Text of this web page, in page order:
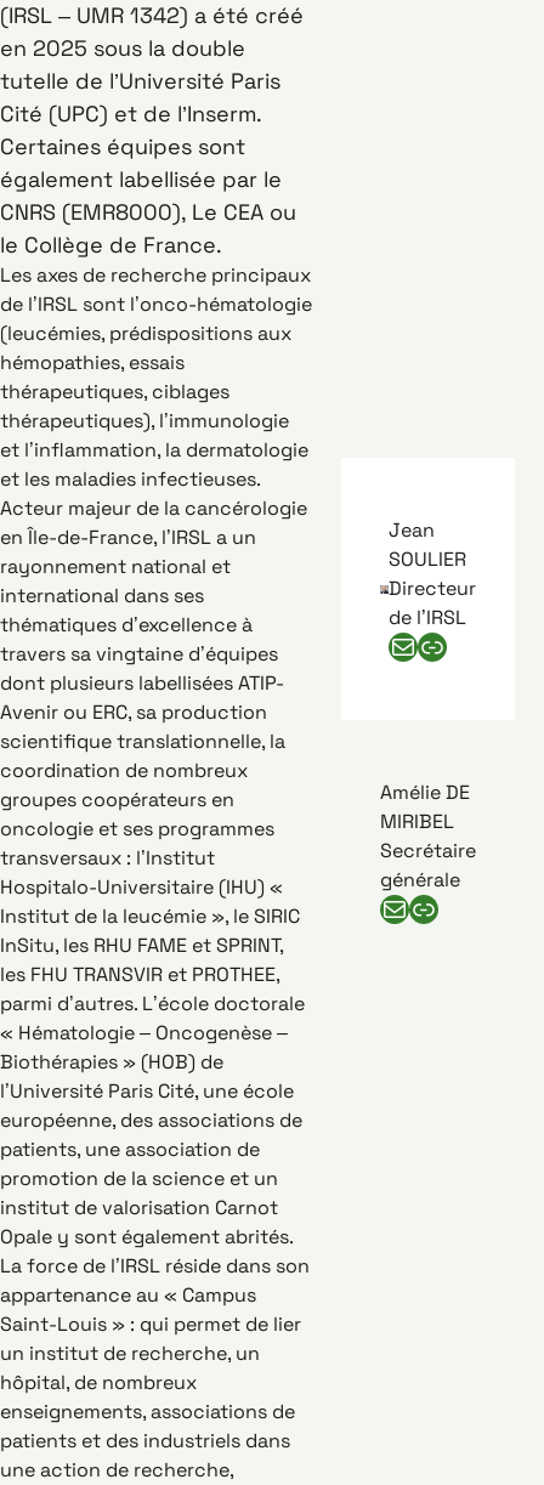
(IRSL – UMR 1342) a été créé
en 2025 sous la double
tutelle de l’Université Paris
Cité (UPC) et de l’Inserm.
Certaines équipes sont
également labellisée par le
CNRS (EMR8000), Le CEA ou
le Collège de France.
Les axes de recherche principaux
de l’IRSL sont l’onco-hématologie
(leucémies, prédispositions aux
hémopathies, essais
thérapeutiques, ciblages
thérapeutiques), l’immunologie
et l’inflammation, la dermatologie
et les maladies infectieuses.
Acteur majeur de la cancérologie
en Île-de-France, l’IRSL a un
rayonnement national et
international dans ses
thématiques d’excellence à
travers sa vingtaine d’équipes
dont plusieurs labellisées ATIP-
Avenir ou ERC, sa production
scientifique translationnelle, la
coordination de nombreux
groupes coopérateurs en
oncologie et ses programmes
transversaux : l’Institut
Hospitalo-Universitaire (IHU) «
Institut de la leucémie », le SIRIC
InSitu, les RHU FAME et SPRINT,
les FHU TRANSVIR et PROTHEE,
parmi d’autres. L’école doctorale
« Hématologie – Oncogenèse –
Biothérapies » (HOB) de
l’Université Paris Cité, une école
européenne, des associations de
patients, une association de
promotion de la science et un
institut de valorisation Carnot
Opale y sont également abrités.
La force de l’IRSL réside dans son
appartenance au « Campus
Saint-Louis » : qui permet de lier
un institut de recherche, un
hôpital, de nombreux
enseignements, associations de
patients et des industriels dans
une action de recherche,
Jean
SOULIER
Directeur
de l’IRSL
E-mail de Jean Soulier
Numéro de téléphone de Jean Soulier
Amélie DE
MIRIBEL
Secrétaire
générale
E-mail d'Amélie de miribel
Numéro de téléphone d'Amélie de miribel